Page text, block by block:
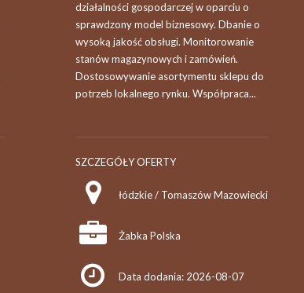
działalności gospodarczej w oparciu o
sprawdzony model biznesowy. Dbanie o
wysoką jakość obsługi. Monitorowanie
stanów magazynowych i zamówień.
Dostosowywanie asortymentu sklepu do
potrzeb lokalnego rynku. Współpraca...
SZCZEGÓŁY OFERTY
łódzkie / Tomaszów Mazowiecki
Żabka Polska
Data dodania: 2026-08-07